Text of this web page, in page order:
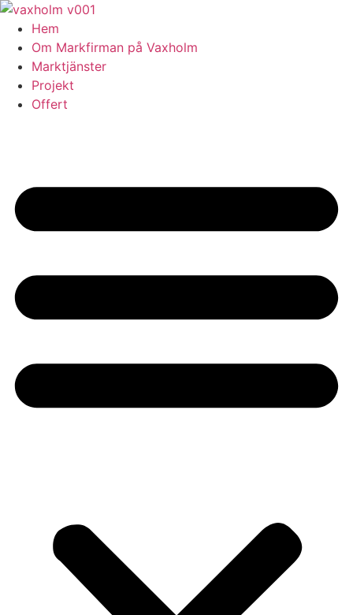
Skip
content
Hem
Om Markfirman på Vaxholm
Marktjänster
Projekt
Offert